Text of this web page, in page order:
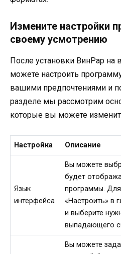
Измените настройки
своему усмотрению
После установки ВинРар
можете настроить
вашими предпочтениями и
разделе мы рассмотрим
которые вы можете
Настройка Описание
Язык
интерфейса
Вы можете
будет
программы. Для
«Настроить» в
и выберите
выпадающего
Вы можете